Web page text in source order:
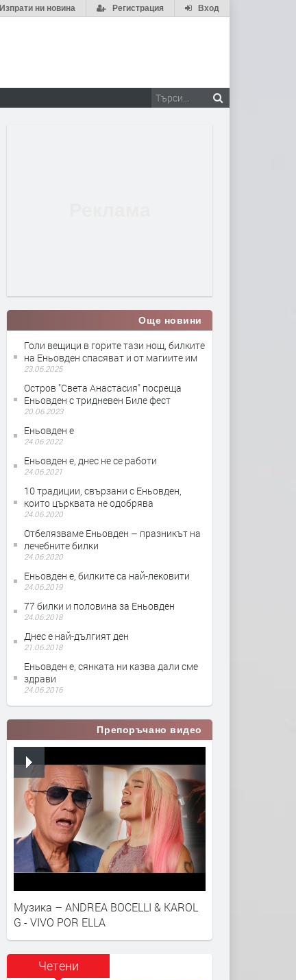
Вход
Регистрация
Изпрати ни новина
Още новини
Голи вещици в горите тази нощ, билките
на Еньовден спасяват и от магиите им
23.06.2025
Остров "Света Анастасия" посрещa
Еньовден с тридневен Биле фест
20.06.2023
Еньовден е
24.06.2022
Еньовден е, днес не се работи
24.06.2021
10 традиции, свързани с Еньовден,
които църквата не одобрява
24.06.2020
Отбелязваме Еньовден – празникът на
лечебните билки
24.06.2020
Еньовден е, билките са най-лековити
24.06.2019
77 билки и половина за Еньовден
24.06.2018
Днес е най-дългият ден
21.06.2018
Еньовден е, сянката ни казва дали сме
здрави
24.06.2016
Препоръчано видео
Музика – ANDREA BOCELLI & KAROL
G - VIVO POR ELLA
Четени